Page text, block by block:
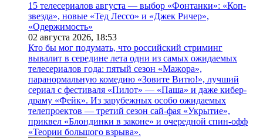
15 телесериалов августа — выбор «Фонтанки»: «Коп-
звезда», новые «Тед Лессо» и «Джек Ричер»,
«Одержимость»
02 августа 2026, 18:53
Кто бы мог подумать, что российский стриминг
вывалит в середине лета одни из самых ожидаемых
телесериалов года: пятый сезон «Мажора»,
паранормальную комедию «Зовите Витю!», лучший
сериал с фестиваля «Пилот» — «Паша» и даже кибер-
драму «Фейк». Из зарубежных особо ожидаемых
телепроектов — третий сезон сай-фая «Укрытие»,
приквел «Блондинки в законе» и очередной спин-офф
«Теории большого взрыва».